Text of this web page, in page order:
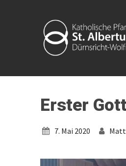
Dürnsricht-Wolfring
Erster
7. Mai 2020